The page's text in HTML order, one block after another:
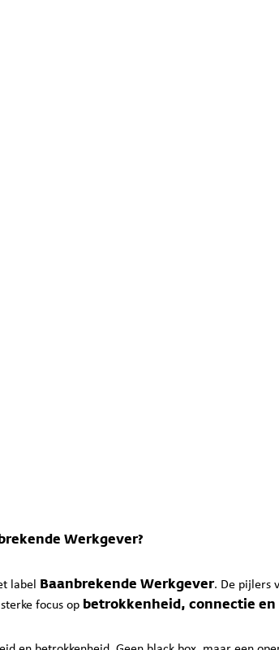
Werkgever?
label Baanbrekende Werkgever. De pijlers
focus op betrokkenheid, connectie